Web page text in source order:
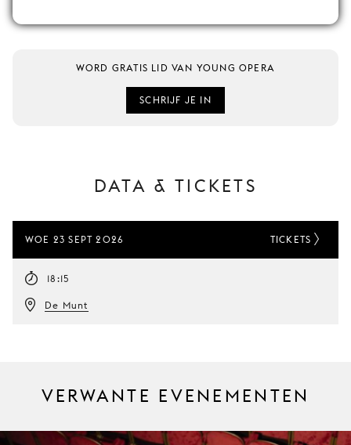
WORD GRATIS LID VAN YOUNG OPERA
SCHRIJF JE IN
DATA & TICKETS
WOE 23 SEPT 2026
18:15
De Munt
TICKETS
VERWANTE EVENEMENTEN